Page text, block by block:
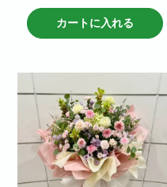
色の変更も可能です!
H190
カートに入れる